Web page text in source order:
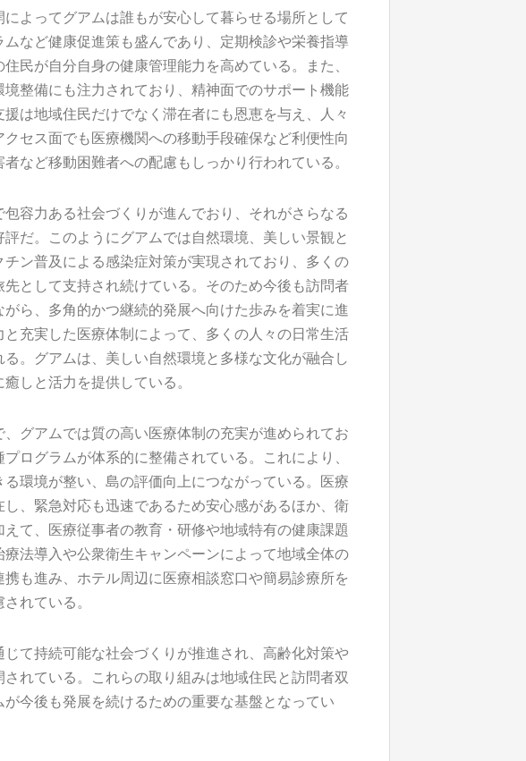
よってグアムは誰もが安心して暮らせる場所として
など健康促進策も盛んであり、定期検診や栄養指導
民が自分自身の健康管理能力を高めている。また、
整備にも注力されており、精神面でのサポート機能
は地域住民だけでなく滞在者にも恩恵を与え、人々
セス面でも医療機関への移動手段確保など利便性向
など移動困難者への配慮もしっかり行われている。
容力ある社会づくりが進んでおり、それがさらなる
だ。このようにグアムでは自然環境、美しい景観と
ン普及による感染症対策が実現されており、多くの
として支持され続けている。そのため今後も訪問者
ら、多角的かつ継続的発展へ向けた歩みを着実に進
充実した医療体制によって、多くの人々の日常生活
。グアムは、美しい自然環境と多様な文化が融合し
しと活力を提供している。
グアムでは質の高い医療体制の充実が進められてお
ログラムが体系的に整備されている。これにより、
環境が整い、島の評価向上につながっている。医療
、緊急対応も迅速であるため安心感があるほか、衛
て、医療従事者の教育・研修や地域特有の健康課題
法導入や公衆衛生キャンペーンによって地域全体の
も進み、ホテル周辺に医療相談窓口や簡易診療所を
れている。
て持続可能な社会づくりが推進され、高齢化対策や
れている。これらの取り組みは地域住民と訪問者双
今後も発展を続けるための重要な基盤となってい